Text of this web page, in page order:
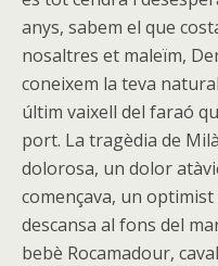
anys, sabem el que
nosaltres et maleïm,
coneixem la teva
últim vaixell del faraó
port. La tragèdia de
dolorosa, un dolor
començava, un
descansa al fons del
bebè Rocamadour,